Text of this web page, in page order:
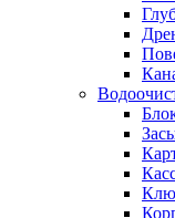
Все для бани
Полезные статьи